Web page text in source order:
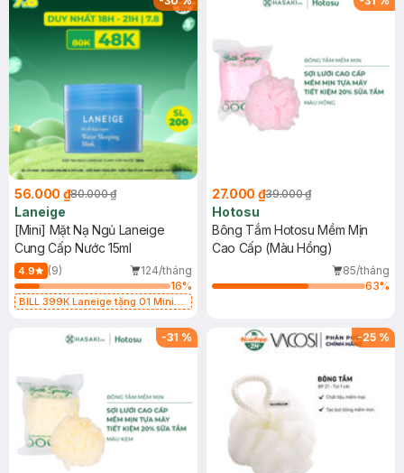
56.000 ₫80.000 ₫
Laneige
[Mini] Mặt Nạ Ngủ Laneige
Cung Cấp Nước 15ml
4.9 (9)
124/tháng
16%
BILL 399K Laneige tặng 01 Mini
27.000 ₫39.000 ₫
Hotosu
Bông Tắm Hotosu Mềm Mịn
Cao Cấp (Màu Hồng)
85/tháng
63%
-31 % -25 %